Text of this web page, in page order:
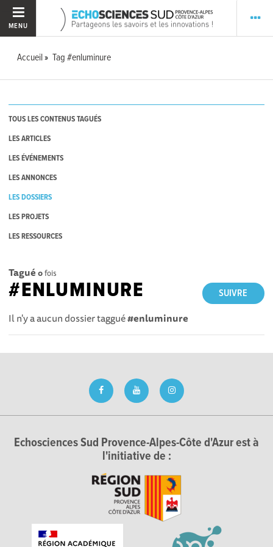
MENU
Accueil Tag #enluminure
TOUS LES CONTENUS TAGUÉS
LES ARTICLES
LES ÉVÉNEMENTS
LES ANNONCES
LES DOSSIERS
LES PROJETS
LES RESSOURCES
Tagué 0fois
SUIVRE
#ENLUMINURE
Il n'y a aucun dossier taggué#enluminure
Echosciences Sud Provence-Alpes-Côte d'Azur est à
l'initiative de :